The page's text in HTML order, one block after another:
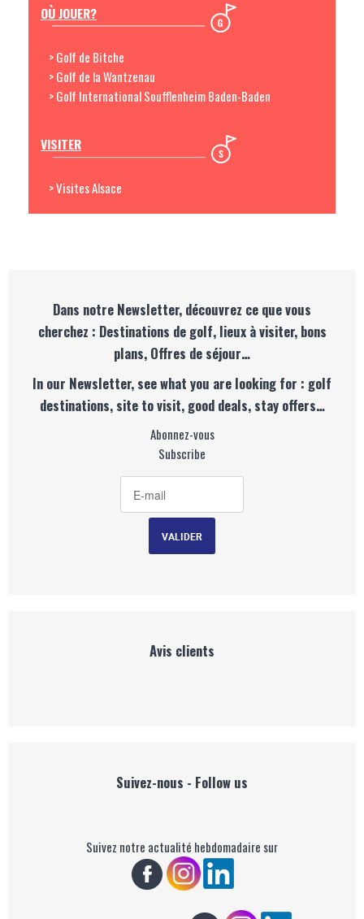
OÙ JOUER?
> Golf de Bitche
> Golf de la Wantzenau
> Golf International Soufflenheim Baden-Baden
VISITER
> Visites Alsace
Dans notre Newsletter, découvrez ce que vous
cherchez : Destinations de golf, lieux à visiter, bons
plans, Offres de séjour…
In our Newsletter, see what you are looking for : golf
destinations, site to visit, good deals, stay offers…
Abonnez-vous
Subscribe
Avis clients
Suivez-nous - Follow us
Suivez notre actualité hebdomadaire sur